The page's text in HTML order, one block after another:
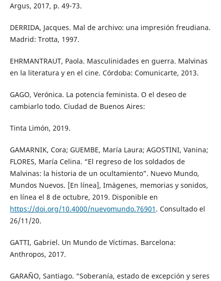
Argus, 2017, p. 49-73.
DERRIDA, Jacques. Mal de archivo: una impresión freudiana.
Madrid: Trotta, 1997.
EHRMANTRAUT, Paola. Masculinidades en guerra. Malvinas
en la literatura y en el cine. Córdoba: Comunicarte, 2013.
GAGO, Verónica. La potencia feminista. O el deseo de
cambiarlo todo. Ciudad de Buenos Aires:
Tinta Limón, 2019.
GAMARNIK, Cora; GUEMBE, María Laura; AGOSTINI, Vanina;
FLORES, María Celina. “El regreso de los soldados de
Malvinas: la historia de un ocultamiento”. Nuevo Mundo,
Mundos Nuevos. [En línea], Imágenes, memorias y sonidos,
en línea el 8 de octubre, 2019. Disponible en
https://doi.org/10.4000/nuevomundo.76901 . Consultado el
26/11/20.
GATTI, Gabriel. Un Mundo de Víctimas. Barcelona:
Anthropos, 2017.
GARAÑO, Santiago. “Soberanía, estado de excepción y seres